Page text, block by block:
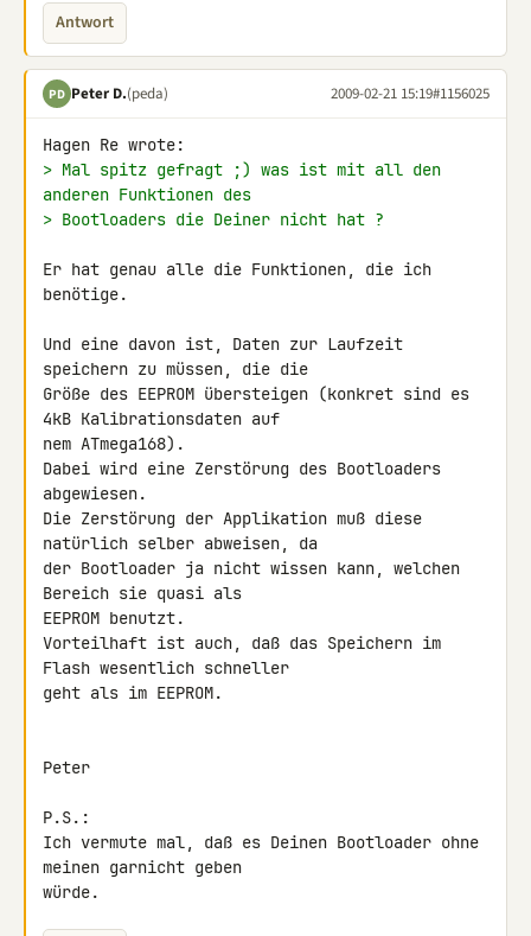
Antwort
PD Peter D.(peda) 2009-02-21 15:19#1156025
> Mal spitz gefragt ;) was ist mit all den
anderen Funktionen des
> Bootloaders die Deiner nicht hat ?
Er hat genau alle die Funktionen, die ich
benötige.
Und eine davon ist, Daten zur Laufzeit
speichern zu müssen, die die
Größe des EEPROM übersteigen (konkret sind es
4kB Kalibrationsdaten auf
nem ATmega168).
Dabei wird eine Zerstörung des Bootloaders
abgewiesen.
Die Zerstörung der Applikation muß diese
natürlich selber abweisen, da
der Bootloader ja nicht wissen kann, welchen
Bereich sie quasi als
EEPROM benutzt.
Vorteilhaft ist auch, daß das Speichern im
Flash wesentlich schneller
geht als im EEPROM.
Peter
P.S.:
Ich vermute mal, daß es Deinen Bootloader ohne
meinen garnicht geben
würde.